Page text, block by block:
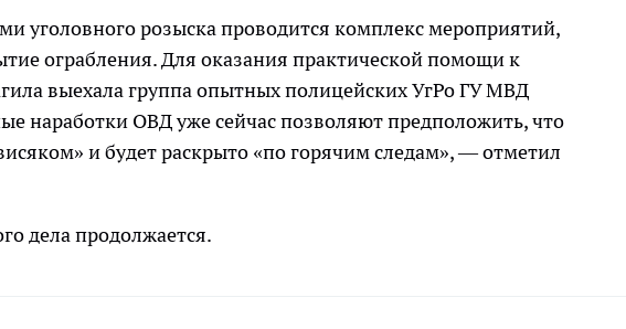
уголовного розыска проводится комплекс мероприятий,
ограбления. Для оказания практической помощи к
выехала группа опытных полицейских УгРо ГУ МВД
наработки ОВД уже сейчас позволяют предположить, что
и будет раскрыто «по горячим следам», — отметил
дела продолжается.